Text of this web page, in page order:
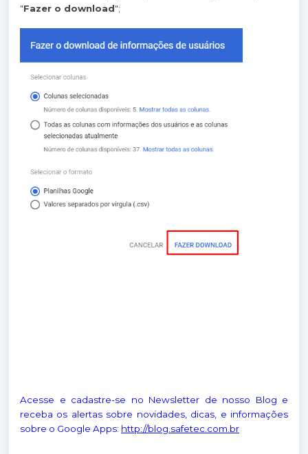
"Fazer o download";
Acesse e cadastre-se no Newsletter de nosso Blog e
receba os alertas sobre novidades, dicas, e informações
sobre o Google Apps: http://blog.safetec.com.br